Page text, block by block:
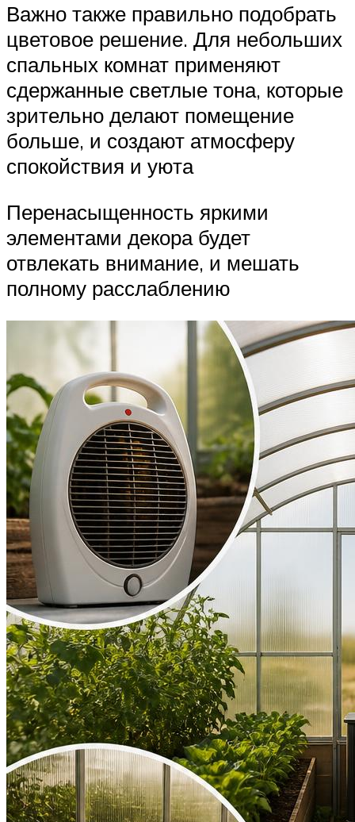
Важно также правильно подобрать
цветовое решение. Для небольших
спальных комнат применяют
сдержанные светлые тона, которые
зрительно делают помещение
больше, и создают атмосферу
спокойствия и уюта
Перенасыщенность яркими
элементами декора будет
отвлекать внимание, и мешать
полному расслаблению